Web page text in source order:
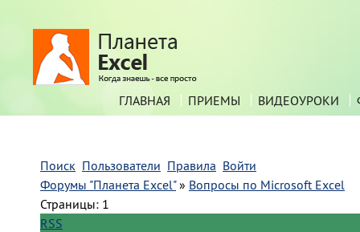
ГЛАВНАЯ ПРИЕМЫ ВИДЕОУРОКИ
Поиск Пользователи Правила Войти
Форумы "Планета Excel" » Вопросы по Microsoft Excel
Страницы: 1
RSS